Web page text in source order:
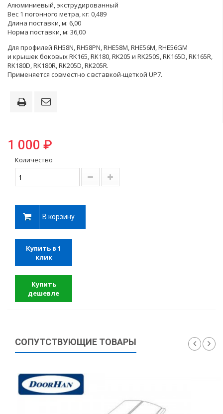
Алюминиевый, экструдированный
Вес 1 погонного метра, кг: 0,489
Длина поставки, м: 6,00
Норма поставки, м: 36,00
Для профилей RH58N, RH58PN, RHE58M, RHE56M, RHE56GM
и крышек боковых RK165, RK180, RK205 и RK250S, RK165D, RK165R,
RK180D, RK180R, RK205D, RK205R.
Применяется совместно с вставкой-щеткой UP7.
1 000 ₽
Количество
В корзину
Купить в 1
клик
Купить
дешевле
СОПУТСТВУЮЩИЕ ТОВАРЫ